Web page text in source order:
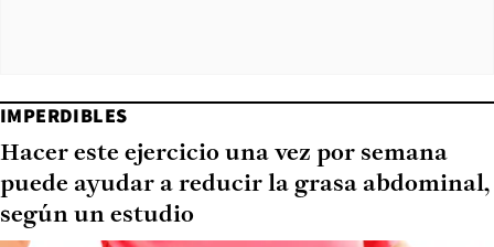
IMPERDIBLES
Hacer este ejercicio una vez por semana
puede ayudar a reducir la grasa abdominal,
según un estudio